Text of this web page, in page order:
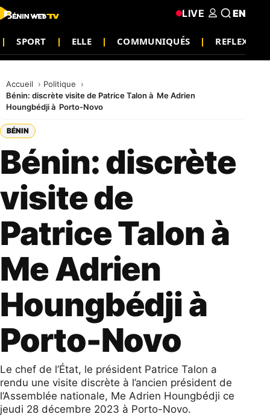
SPORT ELLE COMMUNIQUÉS REFLEXION
LIVE EN
Accueil
Politique
Bénin: discrète visite de Patrice Talon à Me Adrien
Houngbédji à Porto-Novo
BÉNIN
Bénin: discrète
visite de
Patrice Talon à
Me Adrien
Houngbédji à
Porto-Novo
Le chef de l’État, le président Patrice Talon a
rendu une visite discrète à l’ancien président de
l’Assemblée nationale, Me Adrien Houngbédji ce
jeudi 28 décembre 2023 à Porto-Novo.